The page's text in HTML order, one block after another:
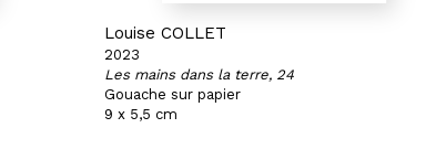
Louise COLLET
2023
Les mains dans la terre, 24
Gouache sur papier
9 x 5,5 cm